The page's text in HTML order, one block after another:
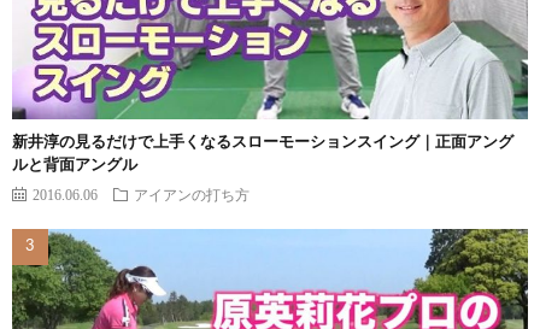
新井淳の見るだけで上手くなるスローモーションスイング｜正面アング
ルと背面アングル
2016.06.06 アイアンの打ち方